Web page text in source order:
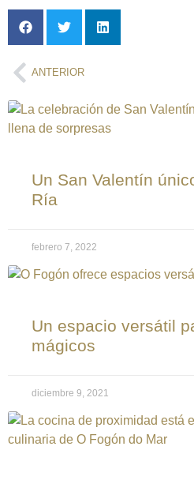
ANTERIOR
Un San Valentín
Ría
febrero 7, 2022
Un espacio versátil
mágicos
diciembre 9, 2021